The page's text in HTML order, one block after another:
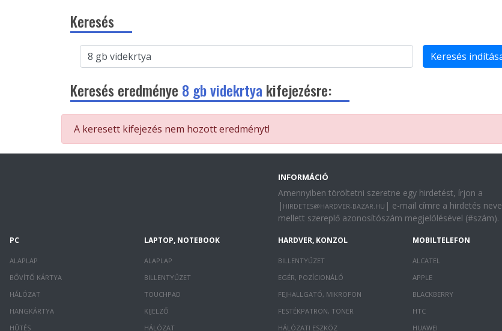
Keresés
Keresés
Keresés eredménye 8 gb videkrtya kifejezésre:
A keresett kifejezés nem hozott eredményt!
INFORMÁCIÓ
Amennyiben töröltetni szeretne egy hirdetést, írjon a
| HIRDETES@HARDVER-BAZAR.HU | e-mail címre a hirdetés neve
mellett szereplő azonosítószám megjelölésével (#szám).
PC
ALAPLAP
BŐVÍTŐ KÁRTYA
HÁLÓZAT
HANGKÁRTYA
HŰTÉS
LAPTOP, NOTEBOOK
ALAPLAP
BILLENTYŰZET
TOUCHPAD
KIJELZŐ
HÁLÓZAT
HARDVER, KONZOL
BILLENTYŰZET
EGÉR, POZÍCIONÁLÓ
FEJHALLGATÓ, MIKROFON
FESTÉKPATRON, TONER
HÁLÓZATI ESZKÖZ
MOBILTELEFON
ALCATEL
APPLE
BLACKBERRY
HTC
HUAWEI